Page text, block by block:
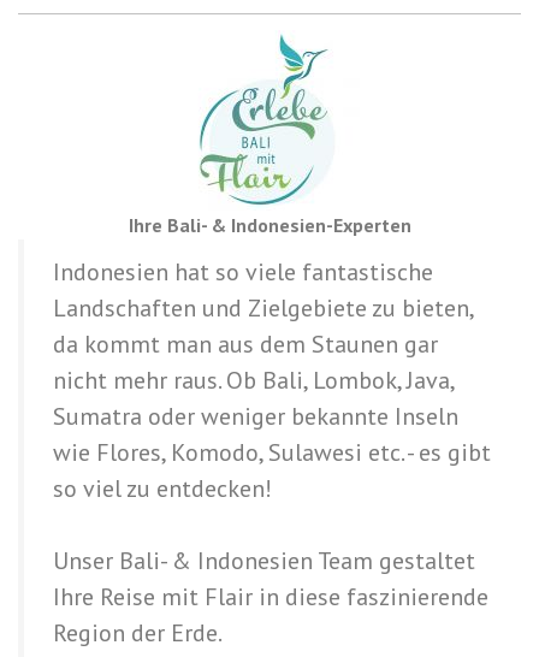
Ihre Bali- & Indonesien-Experten
Indonesien hat so viele fantastische
Landschaften und Zielgebiete zu bieten,
da kommt man aus dem Staunen gar
nicht mehr raus. Ob Bali, Lombok, Java,
Sumatra oder weniger bekannte Inseln
wie Flores, Komodo, Sulawesi etc. - es gibt
so viel zu entdecken!
Unser Bali- & Indonesien Team gestaltet
Ihre Reise mit Flair in diese faszinierende
Region der Erde.